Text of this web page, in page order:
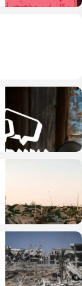
חדשות
צבא וביטחון